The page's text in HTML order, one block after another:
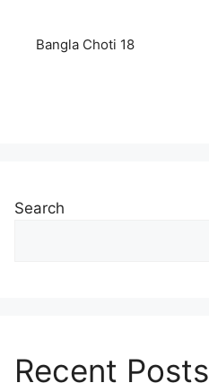
Bangla Choti 18
Search
Recent Posts